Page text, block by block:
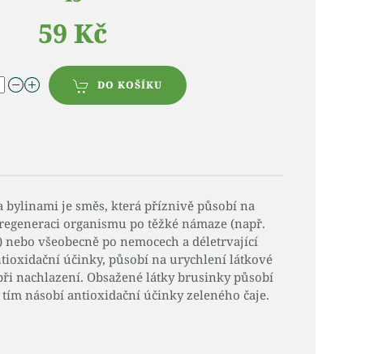
59 Kč
DO KOŠÍKU
bylinami je směs, která příznivě působí na
organismu po těžké námaze (např.
všeobecně po nemocech a déletrvající
účinky, působí na urychlení látkové
nachlazení. Obsažené látky brusinky působí
násobí antioxidační účinky zeleného čaje.